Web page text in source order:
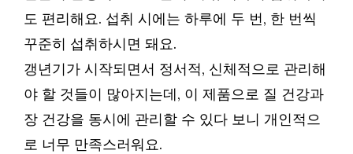
도 편리해요. 섭취 시에는 하루에 두 번, 한 번씩
꾸준히 섭취하시면 돼요.
갱년기가 시작되면서 정서적, 신체적으로 관리해
야 할 것들이 많아지는데, 이 제품으로 질 건강과
장 건강을 동시에 관리할 수 있다 보니 개인적으
로 너무 만족스러워요.